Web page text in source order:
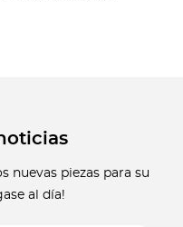
nuevas piezas para su
al día!